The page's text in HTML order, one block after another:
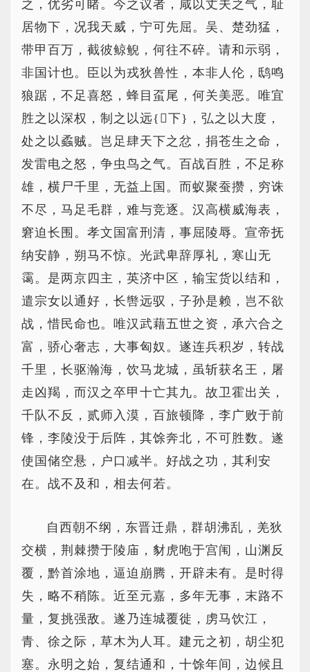
之，优劣可睹。今之议者，咸以丈夫之气，耻
居物下，况我天威，宁可先屈。吴、楚劲猛，
带甲百万，截彼鲸鲵，何往不碎。请和示弱，
非国计也。臣以为戎狄兽性，本非人伦，鸱鸣
狼踞，不足喜怒，蜂目虿尾，何关美恶。唯宜
胜之以深权，制之以远{下}，弘之以大度，
处之以蟊贼。岂足肆天下之忿，捐苍生之命，
发雷电之怒，争虫鸟之气。百战百胜，不足称
雄，横尸千里，无益上国。而蚁聚蚕攒，穷诛
不尽，马足毛群，难与竞逐。汉高横威海表，
窘迫长围。孝文国富刑清，事屈陵辱。宣帝抚
纳安静，朔马不惊。光武卑辞厚礼，寒山无
霭。是两京四主，英济中区，输宝货以结和，
遣宗女以通好，长辔远驭，子孙是赖，岂不欲
战，惜民命也。唯汉武藉五世之资，承六合之
富，骄心奢志，大事匈奴。遂连兵积岁，转战
千里，长驱瀚海，饮马龙城，虽斩获名王，屠
走凶羯，而汉之卒甲十亡其九。故卫霍出关，
千队不反，贰师入漠，百旅顿降，李广败于前
锋，李陵没于后阵，其馀奔北，不可胜数。遂
使国储空悬，户口减半。好战之功，其利安
在。战不及和，相去何若。
自西朝不纲，东晋迁鼎，群胡沸乱，羌狄
交横，荆棘攒于陵庙，豺虎咆于宫闱，山渊反
覆，黔首涂地，逼迫崩腾，开辟未有。是时得
失，略不稍陈。近至元嘉，多年无事，末路不
量，复挑强敌。遂乃连城覆徙，虏马饮江，
青、徐之际，草木为人耳。建元之初，胡尘犯
塞。永明之始，复结通和，十馀年间，边候且